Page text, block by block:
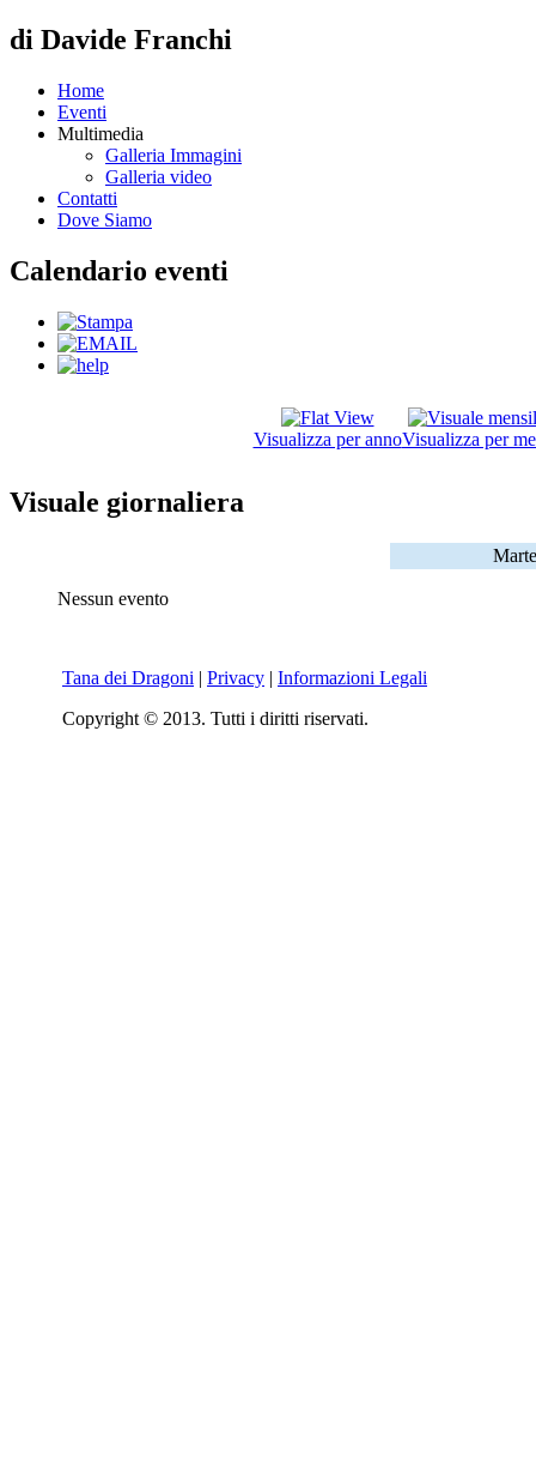
di Davide Franchi
Home
Eventi
Multimedia
Galleria Immagini
Galleria video
Contatti
Dove Siamo
Calendario eventi
Visualizza per annoVisualizza per
Visuale giornaliera
Nessun evento
Tana dei Dragoni | Privacy | Informazioni Legali
Copyright © 2013. Tutti i diritti riservati.